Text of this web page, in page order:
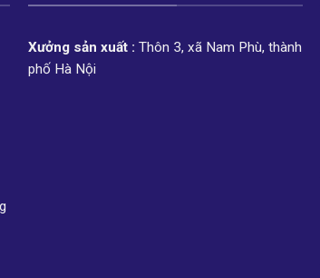
Xưởng sản xuất : Thôn 3, xã Nam Phù, thành
phố Hà Nội